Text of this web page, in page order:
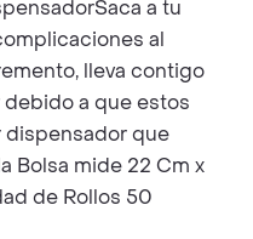
a tu
al
lleva contigo
a que estos
dispensador que
Bolsa mide 22 Cm x
de Rollos 50